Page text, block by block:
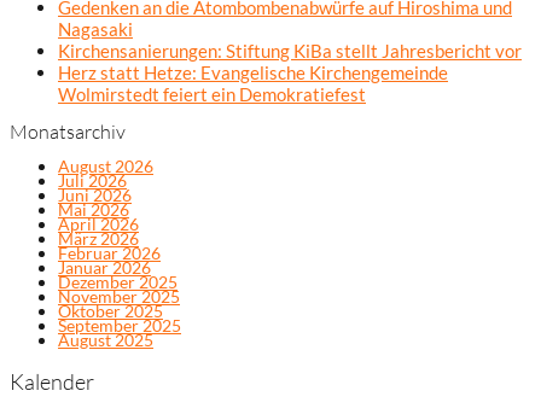
Gedenken an die Atombombenabwürfe auf Hiroshima und
Nagasaki
Kirchensanierungen: Stiftung KiBa stellt Jahresbericht vor
Herz statt Hetze: Evangelische Kirchengemeinde
Wolmirstedt feiert ein Demokratiefest
Monatsarchiv
August 2026
Juli 2026
Juni 2026
Mai 2026
April 2026
März 2026
Februar 2026
Januar 2026
Dezember 2025
November 2025
Oktober 2025
September 2025
August 2025
Kalender